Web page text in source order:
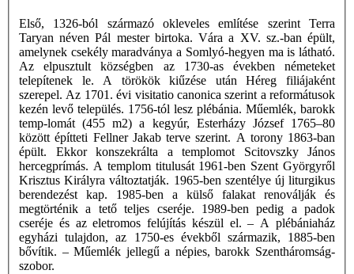
Első, 1326-ból származó okleveles említése szerint Terra
Taryan néven Pál mester birtoka. Vára a XV. sz.-ban épült,
amelynek csekély maradványa a Somlyó-hegyen ma is látható.
Az elpusztult községben az 1730-as években németeket
telepítenek le. A törökök kiűzése után Héreg filiájaként
szerepel. Az 1701. évi visitatio canonica szerint a reformátusok
kezén levő település. 1756-tól lesz plébánia. Műemlék, barokk
temp-lomát (455 m2) a kegyúr, Esterházy József 1765–80
között építteti Fellner Jakab terve szerint. A torony 1863-ban
épült. Ekkor konszekrálta a templomot Scitovszky János
hercegprímás. A templom titulusát 1961-ben Szent Györgyről
Krisztus Királyra változtatják. 1965-ben szentélye új liturgikus
berendezést kap. 1985-ben a külső falakat renoválják és
megtörténik a tető teljes cseréje. 1989-ben pedig a padok
cseréje és az eletromos felújítás készül el. – A plébániaház
egyházi tulajdon, az 1750-es évekből származik, 1885-ben
bővítik. – Műemlék jellegű a népies, barokk Szentháromság-
szobor.